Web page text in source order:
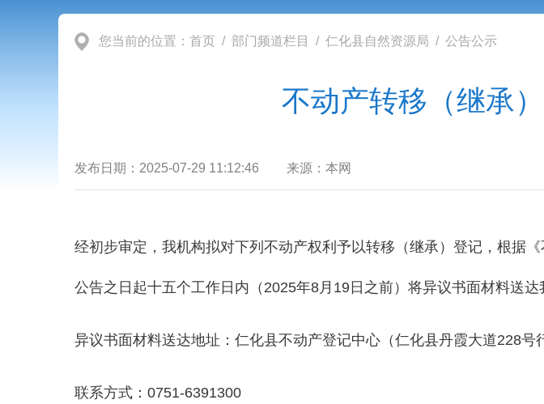
您当前的位置： 首页 / 部门频道栏目 / 仁化县自然资源局 / 公告公示
不动产转移（继承
发布日期： 2025-07-29 11:12:46 来源： 本网
经初步审定，我机构拟对下列不动产权利予以转移（继承）登记，根据
公告之日起十五个工作日内（2025年8月19日之前）将异议书面材料送
异议书面材料送达地址：仁化县不动产登记中心（仁化县丹霞大道228号
联系方式：0751-6391300